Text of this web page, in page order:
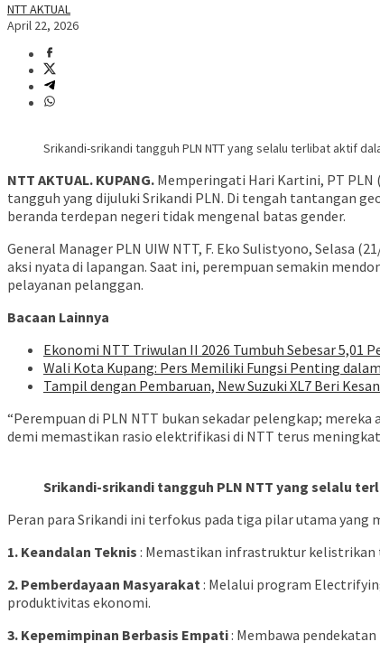
NTT AKTUAL
April 22, 2026
Srikandi-srikandi tangguh PLN NTT yang selalu terlibat aktif
NTT AKTUAL. KUPANG. Memperingati Hari Kartini, PT PLN
tangguh yang dijuluki Srikandi PLN. Di tengah tantangan
beranda terdepan negeri tidak mengenal batas gender.
General Manager PLN UIW NTT, F. Eko Sulistyono,
aksi nyata di lapangan. Saat ini, perempuan semakin
pelayanan pelanggan.
Bacaan Lainnya
Ekonomi NTT Triwulan II 2026 Tumbuh Sebesar 5,01
Wali Kota Kupang: Pers Memiliki Fungsi Penting
Tampil dengan Pembaruan, New Suzuki XL7 Beri
“Perempuan di PLN NTT bukan sekadar pelengkap;
demi memastikan rasio elektrifikasi di NTT terus
Srikandi-srikandi tangguh PLN NTT yang selalu
Peran para Srikandi ini terfokus pada tiga pilar utama yang
1. Keandalan Teknis : Memastikan infrastruktur kelistrikan
2. Pemberdayaan Masyarakat: Melalui program
produktivitas ekonomi.
3. Kepemimpinan Berbasis Empati: Membawa